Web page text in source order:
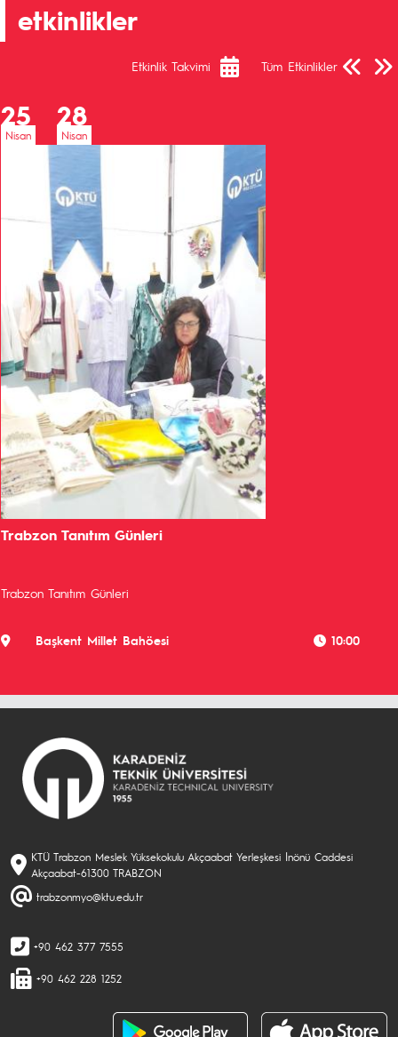
etkinlikler
Etkinlik Takvimi Tüm Etkinlikler
Önceki
25
Nisan
28
Nisan
Trabzon Tanıtım Günleri
Trabzon Tanıtım Günleri
Başkent Millet Bahöesi 10:00
KTÜ Trabzon Meslek Yüksekokulu Akçaabat Yerleşkesi İnönü Caddesi
Akçaabat-61300 TRABZON
trabzonmyo@ktu.edu.tr
+90 462 377 7555
+90 462 228 1252